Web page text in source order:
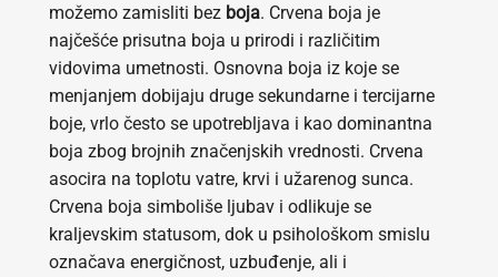
možemo zamisliti bez boja. Crvena boja je
najčešće prisutna boja u prirodi i različitim
vidovima umetnosti. Osnovna boja iz koje se
menjanjem dobijaju druge sekundarne i tercijarne
boje, vrlo često se upotrebljava i kao dominantna
boja zbog brojnih značenjskih vrednosti. Crvena
asocira na toplotu vatre, krvi i užarenog sunca.
Crvena boja simboliše ljubav i odlikuje se
kraljevskim statusom, dok u psihološkom smislu
označava energičnost, uzbuđenje, ali i